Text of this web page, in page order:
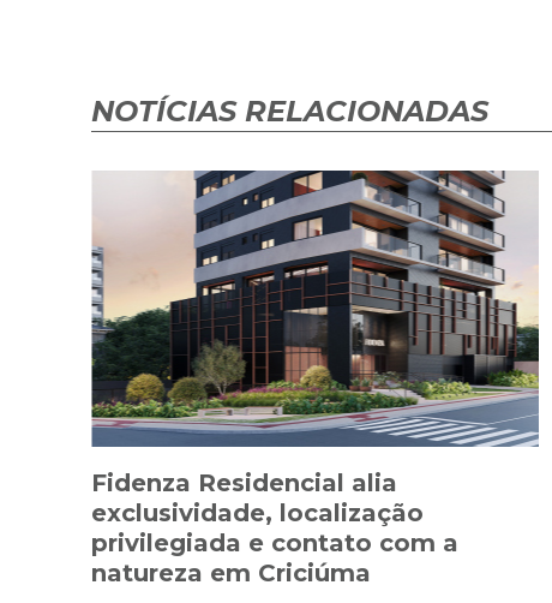
NOTÍCIAS RELACIONADAS
Fidenza Residencial alia
exclusividade, localização
privilegiada e contato com a
natureza em Criciúma